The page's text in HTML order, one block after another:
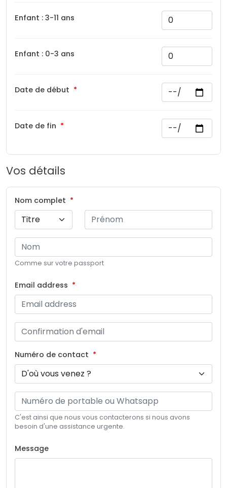
Enfant : 3-11 ans
Enfant : 0-3 ans
Date de début
Date de fin
Vos détails
Nom complet
Comme sur votre passport
Email address
Numéro de contact
C'est ainsi que nous vous contacterons si nous avons
besoin d'une assistance urgente.
Message